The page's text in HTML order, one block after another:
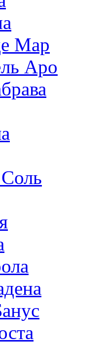
Мар
Аро